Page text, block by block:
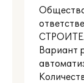
Вариант